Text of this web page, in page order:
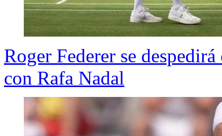
Roger Federer se
con Rafa Nadal